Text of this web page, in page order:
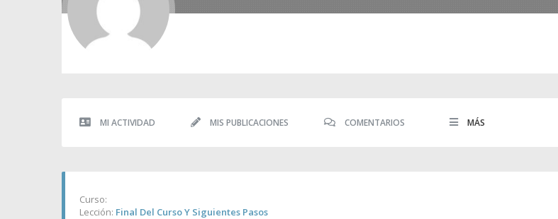
MI ACTIVIDAD MIS PUBLICACIONES COMENTARIOS MÁS
Curso:
Lección: Final Del Curso Y Siguientes Pasos